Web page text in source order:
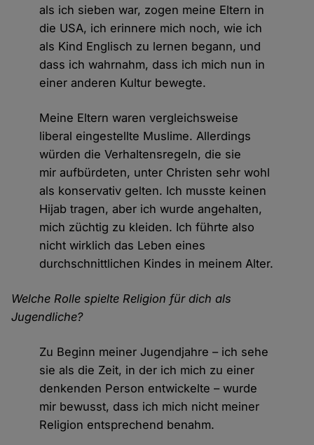
als ich sieben war, zogen meine Eltern in
die USA, ich erinnere mich noch, wie ich
als Kind Englisch zu lernen begann, und
dass ich wahrnahm, dass ich mich nun in
einer anderen Kultur bewegte.
Meine Eltern waren vergleichsweise
liberal eingestellte Muslime. Allerdings
würden die Verhaltensregeln, die sie
mir aufbürdeten, unter Christen sehr wohl
als konservativ gelten. Ich musste keinen
Hijab tragen, aber ich wurde angehalten,
mich züchtig zu kleiden. Ich führte also
nicht wirklich das Leben eines
durchschnittlichen Kindes in meinem Alter.
Welche Rolle spielte Religion für dich als
Jugendliche?
Zu Beginn meiner Jugendjahre – ich sehe
sie als die Zeit, in der ich mich zu einer
denkenden Person entwickelte – wurde
mir bewusst, dass ich mich nicht meiner
Religion entsprechend benahm.